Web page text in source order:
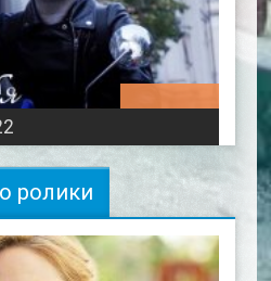
ролики